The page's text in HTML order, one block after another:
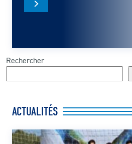
PRESSE ET MEDIAS
Rechercher
ACTUALITÉS